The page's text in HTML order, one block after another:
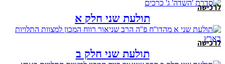
לרכישה
תולעת שני חלק א
לרכישה
תולעת שני חלק ב